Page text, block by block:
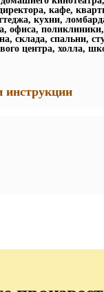
кафе,
кухни,
офиса,
склада, спальни,
центра, холла,